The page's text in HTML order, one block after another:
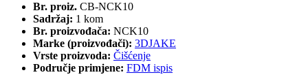
Br. proiz. CB-NCK10
Sadržaj: 1 kom
Br. proizvođača: NCK10
Marke (proizvođači): 3DJAKE
Vrste proizvoda: Čišćenje
Područje primjene: FDM ispis